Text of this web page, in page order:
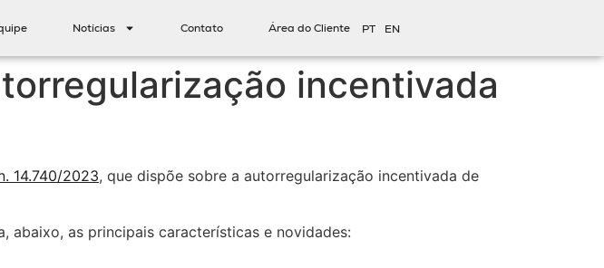
Notícias Contato Área do Cliente PT EN
incentivada
14.740/2023, que dispõe sobre a autorregularização incentivada de
abaixo, as principais características e novidades: